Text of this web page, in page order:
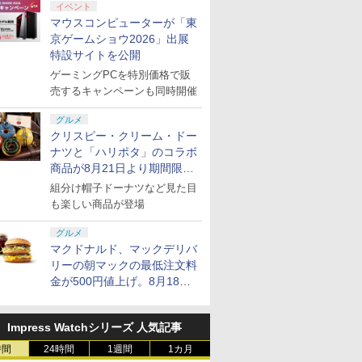
イベント
マウスコンピューターが「東
京ゲームショウ2026」出展
特設サイトを公開
ゲーミングPCを特別価格で販
売するキャンペーンも同時開催
グルメ
クリスピー・クリーム・ドー
ナツと「ハリポタ」のコラボ
商品が8月21日より期間限定
で発売
組分け帽子ドーナツなど見た目
も楽しい商品が登場
グルメ
マクドナルド、マックデリバ
リーの朝マックの最低注文料
金が500円値上げ。8月18日
Impress Watchシリーズ 人気記事
24時間 1週間 1カ月